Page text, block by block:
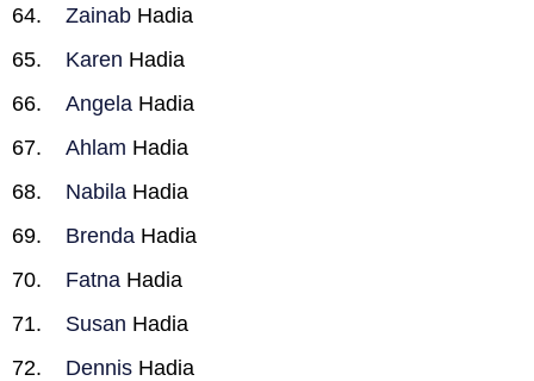
Zainab Hadia
Karen Hadia
Angela Hadia
Ahlam Hadia
Nabila Hadia
Brenda Hadia
Fatna Hadia
Susan Hadia
Dennis Hadia